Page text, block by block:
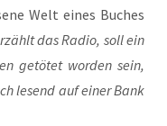
Welt eines Buches
das Radio, soll ein
getö­tet wor­den sein,
lesend auf einer Bank